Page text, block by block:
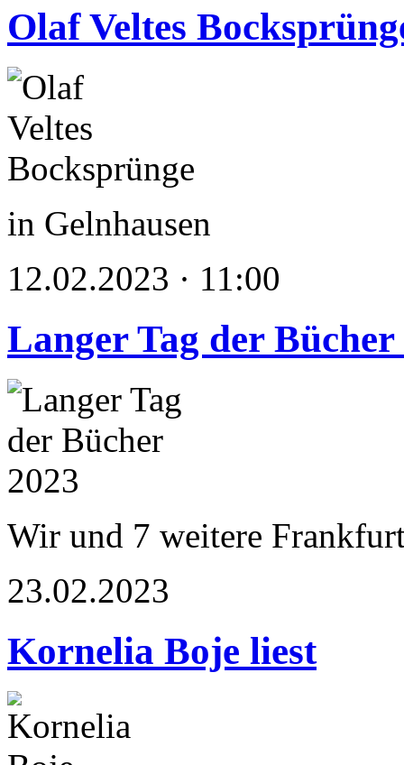
Olaf Veltes
in Gelnhausen
12.02.2023 · 11:00
Langer Tag der Bücher
Wir und 7 weitere
23.02.2023
Kornelia Boje liest